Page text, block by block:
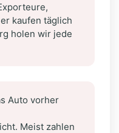
kaufen täglich
holen wir jede
Auto vorher
Meist zahlen